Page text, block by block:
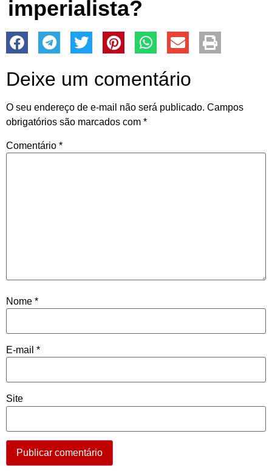
imperialista?
Deixe um comentário
O seu endereço de e-mail não será publicado. Campos
obrigatórios são marcados com *
Comentário *
Nome *
E-mail *
Site